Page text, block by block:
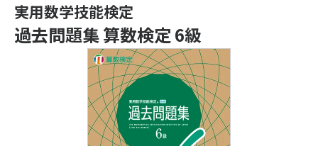
実用数学技能検定
過去問題集 算数検定 6級